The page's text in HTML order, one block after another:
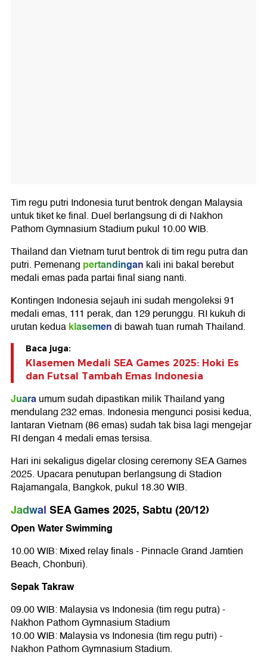
Tim regu putri Indonesia turut bentrok dengan Malaysia
untuk tiket ke final. Duel berlangsung di di Nakhon
Pathom Gymnasium Stadium pukul 10.00 WIB.
Thailand dan Vietnam turut bentrok di tim regu putra dan
putri. Pemenang pertandingan kali ini bakal berebut
medali emas pada partai final siang nanti.
Kontingen Indonesia sejauh ini sudah mengoleksi 91
medali emas, 111 perak, dan 129 perunggu. RI kukuh di
urutan keduaklasemendi bawah tuan rumah Thailand.
Baca juga:
Klasemen Medali SEA Games 2025: Hoki Es
dan Futsal Tambah Emas Indonesia
Juaraumum sudah dipastikan milik Thailand yang
mendulang 232 emas. Indonesia mengunci posisi kedua,
lantaran Vietnam (86 emas) sudah tak bisa lagi mengejar
RI dengan 4 medali emas tersisa.
Hari ini sekaligus digelar closing ceremony SEA Games
2025. Upacara penutupan berlangsung di Stadion
Rajamangala, Bangkok, pukul 18.30 WIB.
Jadwal SEA Games 2025, Sabtu (20/12)
Open Water Swimming
10.00 WIB: Mixed relay finals - Pinnacle Grand Jamtien
Beach, Chonburi).
Sepak Takraw
09.00 WIB: Malaysia vs Indonesia (tim regu putra) -
Nakhon Pathom Gymnasium Stadium
10.00 WIB: Malaysia vs Indonesia (tim regu putri) -
Nakhon Pathom Gymnasium Stadium.